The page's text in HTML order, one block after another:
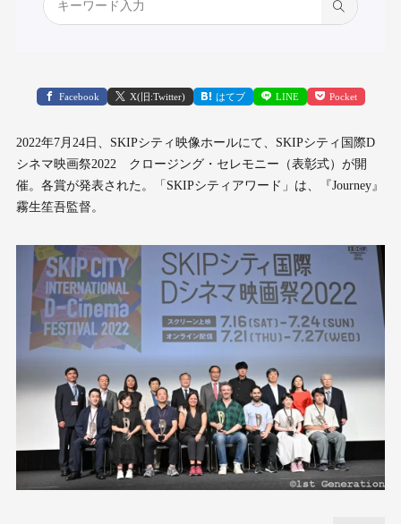
Facebook X(旧:Twitter) はてブ LINE Pocket
2022年7月24日、SKIPシティ映像ホールにて、SKIPシティ国際D
シネマ映画祭2022 クロージング・セレモニー（表彰式）が開
催。各賞が発表された。「SKIPシティアワード」は、『Journey』
霧生笙吾監督。